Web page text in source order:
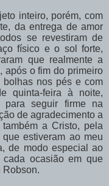
inteiro, porém, com
da entrega de amor
se revestiram de
físico e o sol forte,
que realmente a
após o fim do primeiro
bolhas nos pés e com
quinta-feira à noite,
para seguir firme na
de agradecimento a
a Cristo, pela
estiveram ao meu
de modo especial ao
ocasião em que
Robson.